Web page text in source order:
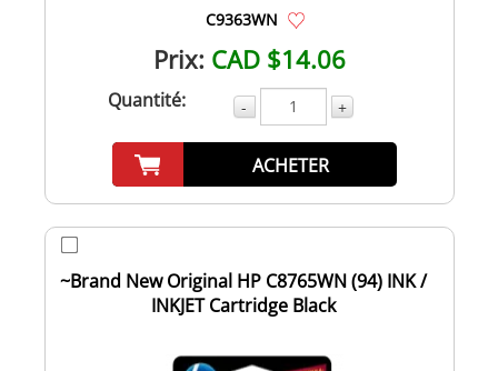
C9363WN
Prix: CAD $14.06
Quantité: - +
ACHETER
~Brand New Original HP C8765WN (94) INK /
INKJET Cartridge Black